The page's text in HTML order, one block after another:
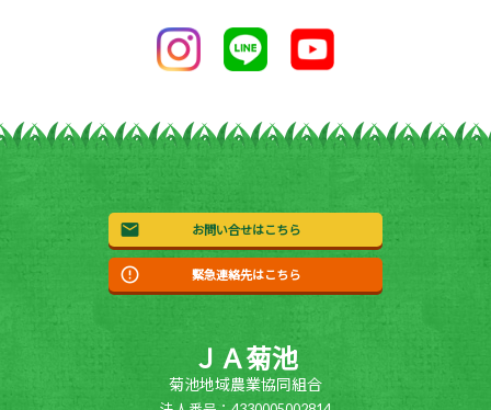
お問い合せはこちら
緊急連絡先はこちら
ＪＡ菊池
菊池地域農業協同組合